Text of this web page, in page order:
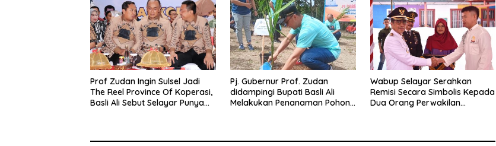
Prof Zudan Ingin Sulsel Jadi
The Reel Province Of Koperasi,
Basli Ali Sebut Selayar Punya
Pj. Gubernur Prof. Zudan
didampingi Bupati Basli Ali
Melakukan Penanaman Pohon
Wabup Selayar Serahkan
Remisi Secara Simbolis Kepada
Dua Orang Perwakilan